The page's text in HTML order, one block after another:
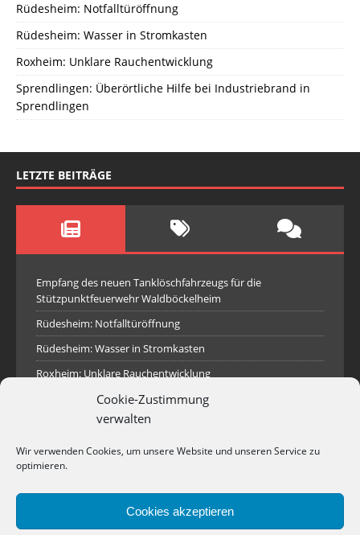
Cookie-Zustimmung
verwalten
Wir verwenden Cookies, um unsere Website und unseren Service zu
optimieren.
Cookies akzeptieren
Rüdesheim: Notfalltüröffnung
Rüdesheim: Wasser in Stromkasten
Roxheim: Unklare Rauchentwicklung
Sprendlingen: Überörtliche Hilfe bei Industriebrand in
Sprendlingen
LETZTE BEITRÄGE
Empfang des neuen Tanklöschfahrzeugs für die
Stützpunktfeuerwehr Waldböckelheim
Rüdesheim: Notfalltüröffnung
Rüdesheim: Wasser in Stromkasten
Roxheim: Unklare Rauchentwicklung
Sprendlingen: Überörtliche Hilfe bei Industriebrand in
Sprendlingen
Rüdesheim: Aufgerissener Dieseltank
Industriepark Pferdsfeld: Brand eines Holzpolter